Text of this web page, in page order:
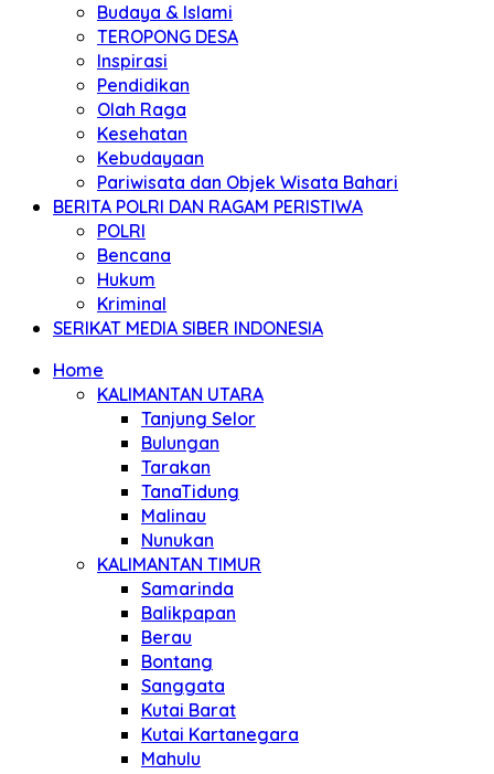
Budaya & Islami
TEROPONG DESA
Inspirasi
Pendidikan
Olah Raga
Kesehatan
Kebudayaan
Pariwisata dan Objek Wisata Bahari
BERITA POLRI DAN RAGAM PERISTIWA
POLRI
Bencana
Hukum
Kriminal
SERIKAT MEDIA SIBER INDONESIA
Home
KALIMANTAN UTARA
Tanjung Selor
Bulungan
Tarakan
TanaTidung
Malinau
Nunukan
KALIMANTAN TIMUR
Samarinda
Balikpapan
Berau
Bontang
Sanggata
Kutai Barat
Kutai Kartanegara
Mahulu